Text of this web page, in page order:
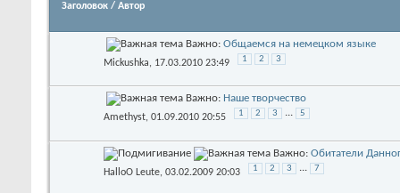
Заголовок / Автор
Важно: Общаемся на немецком языке
Mickushka, 17.03.2010 23:49 1 2 3
Важно: Наше творчество
Amethyst, 01.09.2010 20:55 1 2 3 ... 5
Важно: Обитатели
HalloO Leute, 03.02.2009 20:03 1 2 3 ... 7